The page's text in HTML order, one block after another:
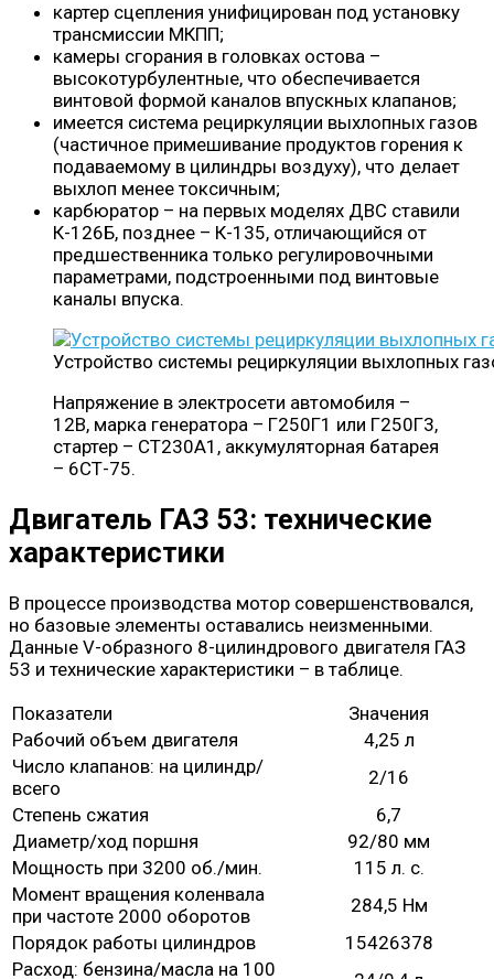
картер сцепления унифицирован под установку
трансмиссии МКПП;
камеры сгорания в головках остова –
высокотурбулентные, что обеспечивается
винтовой формой каналов впускных клапанов;
имеется система рециркуляции выхлопных газов
(частичное примешивание продуктов горения к
подаваемому в цилиндры воздуху), что делает
выхлоп менее токсичным;
карбюратор – на первых моделях ДВС ставили
К-126Б, позднее – К-135, отличающийся от
предшественника только регулировочными
параметрами, подстроенными под винтовые
каналы впуска.
Устройство системы рециркуляции выхлопных
Напряжение в электросети автомобиля –
12В, марка генератора – Г250Г1 или Г250Г3,
стартер – СТ230А1, аккумуляторная батарея
– 6СТ-75.
Двигатель ГАЗ 53: технические
характеристики
В процессе производства мотор совершенствовался,
но базовые элементы оставались неизменными.
Данные V-образного 8-цилиндрового двигателя ГАЗ
53 и технические характеристики – в таблице.
Показатели
Значения
Рабочий объем двигателя
4,25 л
Число клапанов: на цилиндр/
всего
2/16
Степень сжатия
6,7
Диаметр/ход поршня
92/80 мм
Мощность при 3200 об./мин.
115 л. с.
Момент вращения коленвала
при частоте 2000 оборотов
284,5 Нм
Порядок работы цилиндров
15426378
Расход: бензина/масла на 100